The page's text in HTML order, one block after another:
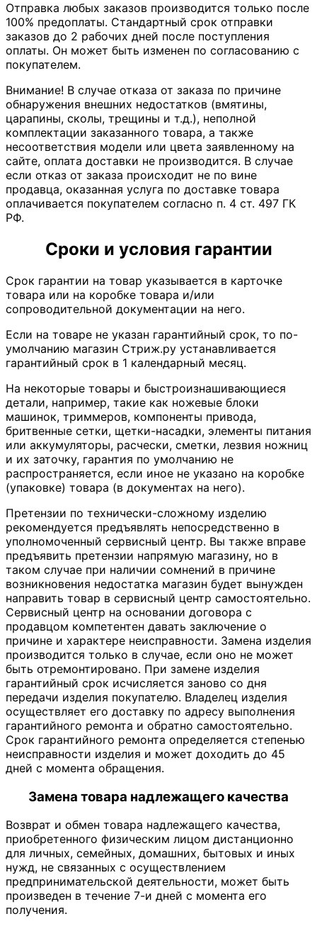
Отправка любых заказов производится только после
100% предоплаты. Стандартный срок отправки
заказов до 2 рабочих дней после поступления
оплаты. Он может быть изменен по согласованию с
покупателем.
Внимание! В случае отказа от заказа по причине
обнаружения внешних недостатков (вмятины,
царапины, сколы, трещины и т.д.), неполной
комплектации заказанного товара, а также
несоответствия модели или цвета заявленному на
сайте, оплата доставки не производится. В случае
если отказ от заказа происходит не по вине
продавца, оказанная услуга по доставке товара
оплачивается покупателем согласно п. 4 ст. 497 ГК
РФ.
Сроки и условия гарантии
Срок гарантии на товар указывается в карточке
товара или на коробке товара и/или
сопроводительной документации на него.
Если на товаре не указан гарантийный срок, то по-
умолчанию магазин Стриж.ру устанавливается
гарантийный срок в 1 календарный месяц.
На некоторые товары и быстроизнашивающиеся
детали, например, такие как ножевые блоки
машинок, триммеров, компоненты привода,
бритвенные сетки, щетки-насадки, элементы питания
или аккумуляторы, расчески, сметки, лезвия ножниц
и их заточку, гарантия по умолчанию не
распространяется, если иное не указано на коробке
(упаковке) товара (в документах на него).
Претензии по технически-сложному изделию
рекомендуется предъявлять непосредственно в
уполномоченный сервисный центр. Вы также вправе
предъявить претензии напрямую магазину, но в
таком случае при наличии сомнений в причине
возникновения недостатка магазин будет вынужден
направить товар в сервисный центр самостоятельно.
Сервисный центр на основании договора с
продавцом компетентен давать заключение о
причине и характере неисправности. Замена изделия
производится только в случае, если оно не может
быть отремонтировано. При замене изделия
гарантийный срок исчисляется заново со дня
передачи изделия покупателю. Владелец изделия
осуществляет его доставку по адресу выполнения
гарантийного ремонта и обратно самостоятельно.
Срок гарантийного ремонта определяется степенью
неисправности изделия и может доходить до 45
дней с момента обращения.
Замена товара надлежащего качества
Возврат и обмен товара надлежащего качества,
приобретенного физическим лицом дистанционно
для личных, семейных, домашних, бытовых и иных
нужд, не связанных с осуществлением
предпринимательской деятельности, может быть
произведен в течение 7-и дней с момента его
получения.